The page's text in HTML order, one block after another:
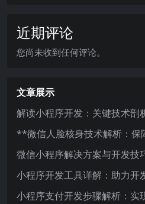
近期评论
您尚未收到任何评论。
文章展示
解读小程序开发：关键技术剖
**微信人脸核身技术解析：
微信小程序解决方案与开发技
小程序开发工具详解：助力开
小程序支付开发步骤解析：实